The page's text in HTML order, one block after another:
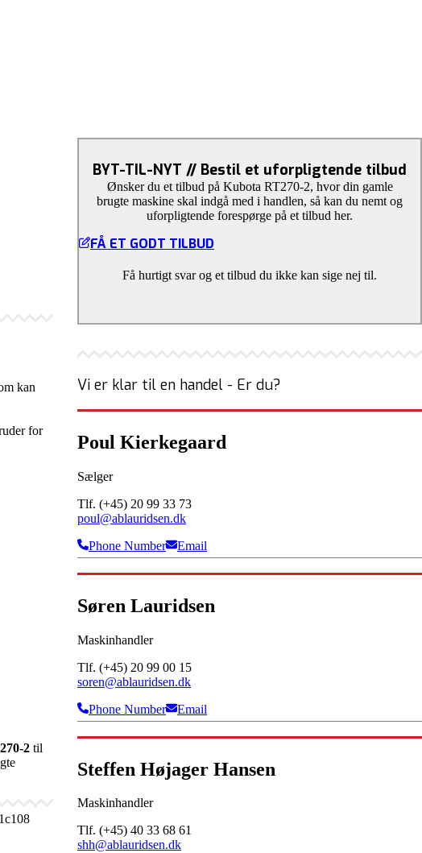
kan
for
2 til
BYT-TIL-NYT // Bestil et uforpligtende tilbud
Ønsker du et tilbud på Kubota RT270-2, hvor din gamle
brugte maskine skal indgå med i handlen, så kan du nemt og
uforpligtende forespørge på et tilbud her.
FÅ ET GODT TILBUD
Få hurtigt svar og et tilbud du ikke kan sige nej til.
Vi er klar til en handel - Er du?
Poul Kierkegaard
Sælger
Tlf. (+45) 20 99 33 73
poul@ablauridsen.dk
Phone Number
Email
Søren Lauridsen
Maskinhandler
Tlf. (+45) 20 99 00 15
soren@ablauridsen.dk
Phone Number
Email
Steffen Højager Hansen
Maskinhandler
Tlf. (+45) 40 33 68 61
shh@ablauridsen.dk